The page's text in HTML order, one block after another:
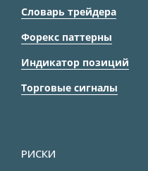
Словарь трейдера
Форекс паттерны
Индикатор позиций
Торговые сигналы
РИСКИ